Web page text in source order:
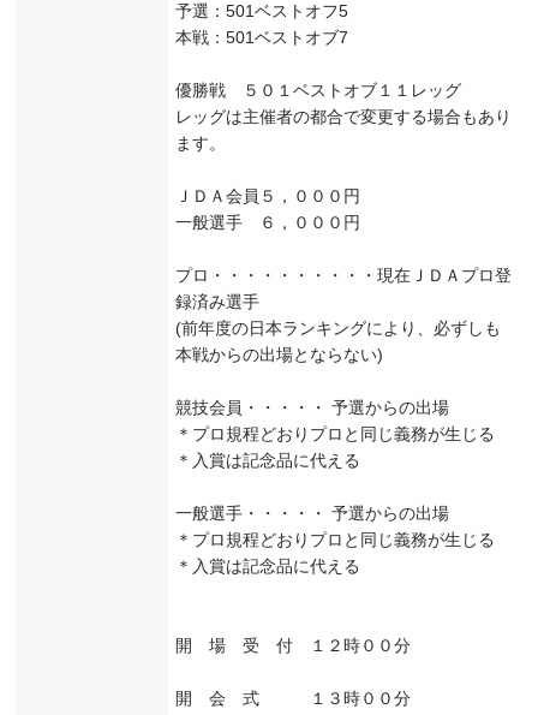
予選：501ベストオフ5
本戦：501ベストオブ7
優勝戦 ５０１ベストオブ１１レッグ
レッグは主催者の都合で変更する場合もあり
ます。
ＪＤＡ会員５，０００円
一般選手 ６，０００円
プロ・・・・・・・・・・現在ＪＤＡプロ登
録済み選手
(前年度の日本ランキングにより、必ずしも
本戦からの出場とならない)
競技会員・・・・・ 予選からの出場
＊プロ規程どおりプロと同じ義務が生じる
＊入賞は記念品に代える
一般選手・・・・・ 予選からの出場
＊プロ規程どおりプロと同じ義務が生じる
＊入賞は記念品に代える
開 場 受 付 １２時００分
開 会 式 １３時００分